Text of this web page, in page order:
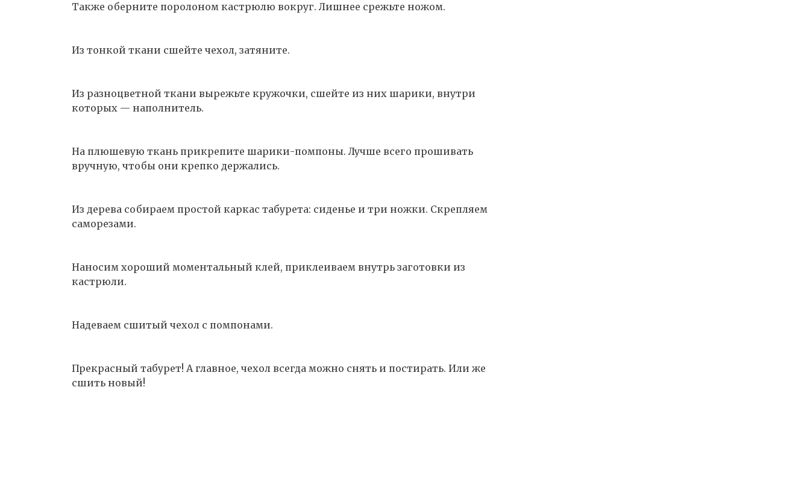
Также оберните поролоном кастрюлю вокруг. Лишнее срежьте ножом.
Из тонкой ткани сшейте чехол, затяните.
Из разноцветной ткани вырежьте кружочки, сшейте из них шарики, внутри
которых — наполнитель.
На плюшевую ткань прикрепите шарики-помпоны. Лучше всего прошивать
вручную, чтобы они крепко держались.
Из дерева собираем простой каркас табурета: сиденье и три ножки. Скрепляем
саморезами.
Наносим хороший моментальный клей, приклеиваем внутрь заготовки из
кастрюли.
Надеваем сшитый чехол с помпонами.
Прекрасный табурет! А главное, чехол всегда можно снять и постирать. Или же
сшить новый!